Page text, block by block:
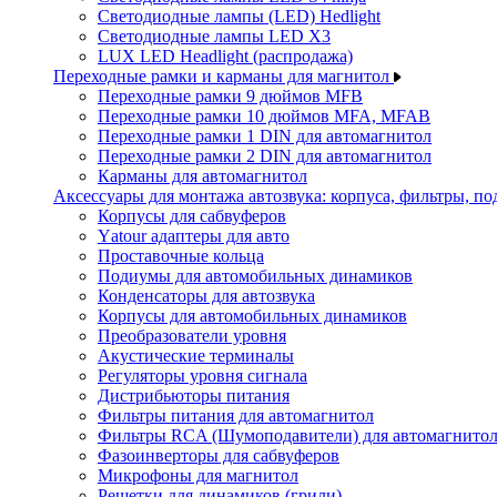
Светодиодные лампы (LED) Hedlight
Светодиодные лампы LED X3
LUX LED Headlight (распродажа)
Переходные рамки и карманы для магнитол
Переходные рамки 9 дюймов MFB
Переходные рамки 10 дюймов MFA, MFAB
Переходные рамки 1 DIN для автомагнитол
Переходные рамки 2 DIN для автомагнитол
Карманы для автомагнитол
Аксессуары для монтажа автозвука: корпуса, фильтры,
Корпусы для сабвуферов
Yаtour адаптеры для авто
Проставочные кольца
Подиумы для автомобильных динамиков
Конденсаторы для автозвука
Корпусы для автомобильных динамиков
Преобразователи уровня
Акустические терминалы
Регуляторы уровня сигнала
Дистрибьюторы питания
Фильтры питания для автомагнитол
Фильтры RCA (Шумоподавители) для автомагнитол
Фазоинверторы для сабвуферов
Микрофоны для магнитол